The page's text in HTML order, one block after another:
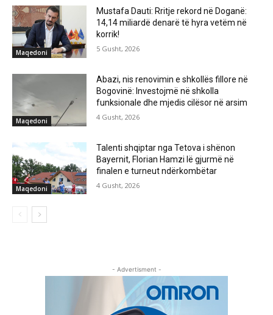
Maqedoni
Mustafa Dauti: Rritje rekord në Doganë:
14,14 miliardë denarë të hyra vetëm në
korrik!
5 Gusht, 2026
Maqedoni
Abazi, nis renovimin e shkollës fillore në
Bogovinë: Investojmë në shkolla
funksionale dhe mjedis cilësor në arsim
4 Gusht, 2026
Maqedoni
Talenti shqiptar nga Tetova i shënon
Bayernit, Florian Hamzi lë gjurmë në
finalen e turneut ndërkombëtar
4 Gusht, 2026
- Advertisment -